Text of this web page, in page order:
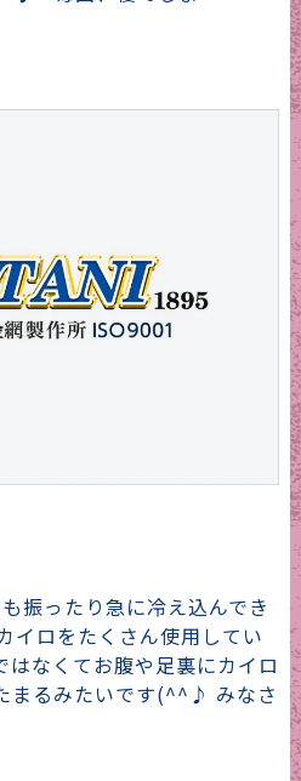
振ったり急に冷え込んでき
イロをたくさん使用してい
はなくてお腹や足裏にカイロ
まるみたいです(^^♪ みなさ